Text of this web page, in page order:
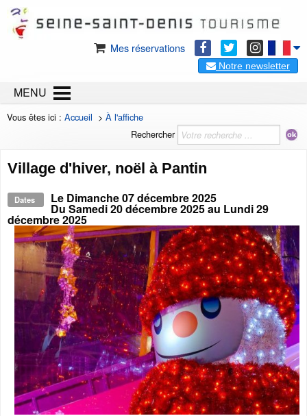
Mes réservations
Notre newsletter
MENU
Vous êtes ici : Accueil > À l'affiche
Rechercher
Village d'hiver, noël à Pantin
Dates Le Dimanche 07 décembre 2025
Du Samedi 20 décembre 2025au Lundi 29
décembre 2025